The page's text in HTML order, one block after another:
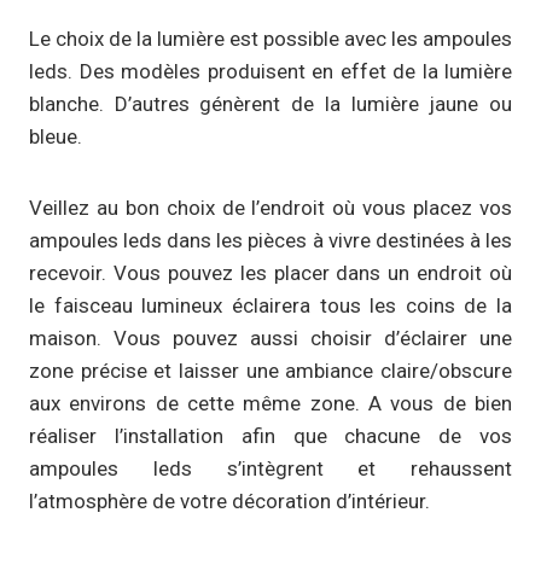
Le choix de la lumière est possible avec les ampoules
leds. Des modèles produisent en effet de la lumière
blanche. D’autres génèrent de la lumière jaune ou
bleue.
Veillez au bon choix de l’endroit où vous placez vos
ampoules leds dans les pièces à vivre destinées à les
recevoir. Vous pouvez les placer dans un endroit où
le faisceau lumineux éclairera tous les coins de la
maison. Vous pouvez aussi choisir d’éclairer une
zone précise et laisser une ambiance claire/obscure
aux environs de cette même zone. A vous de bien
réaliser l’installation afin que chacune de vos
ampoules leds s’intègrent et rehaussent
l’atmosphère de votre décoration d’intérieur.